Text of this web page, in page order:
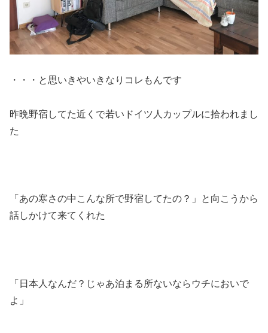
・・・と思いきやいきなりコレもんです
昨晩野宿してた近くで若いドイツ人カップルに拾われまし
た
「あの寒さの中こんな所で野宿してたの？」と向こうから
話しかけて来てくれた
「日本人なんだ？じゃあ泊まる所ないならウチにおいで
よ」